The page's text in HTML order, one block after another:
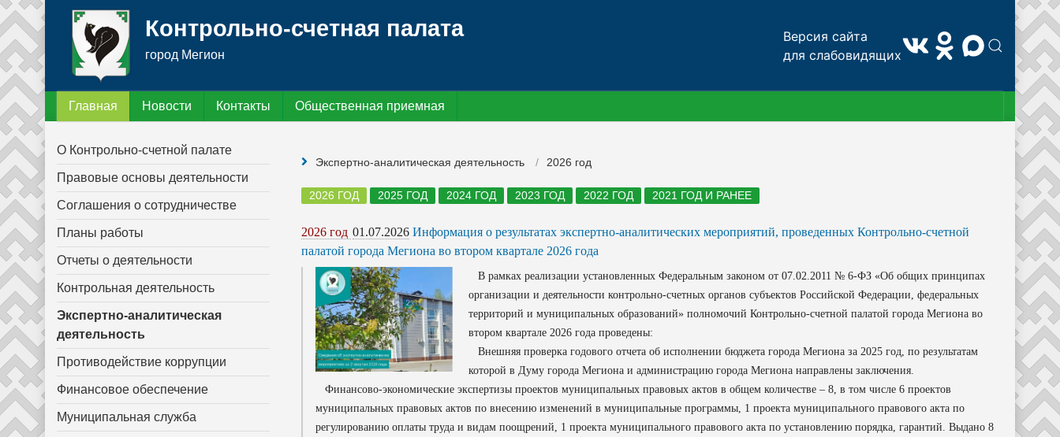
Контрольно-счетная палата
город Мегион
Версия сайта
для слабовидящих
Главная Новости Контакты Общественная приемная
О Контрольно-счетной палате
Правовые основы деятельности
Соглашения о сотрудничестве
Планы работы
Отчеты о деятельности
Контрольная деятельность
Экспертно-аналитическая
деятельность
Противодействие коррупции
Финансовое обеспечение
Муниципальная служба
Экспертно-аналитическая деятельность 2026 год
2026 ГОД 2025 ГОД 2024 ГОД 2023 ГОД 2022 ГОД 2021 ГОД И РАНЕЕ
2026 год 01.07.2026 Информация о результатах экспертно-аналитических мероприятий, проведенных Контрольно-счетной
палатой города Мегиона во втором квартале 2026 года
В рамках реализации установленных Федеральным законом от 07.02.2011 № 6-ФЗ «Об общих принципах
организации и деятельности контрольно-счетных органов субъектов Российской Федерации, федеральных
территорий и муниципальных образований» полномочий Контрольно-счетной палатой города Мегиона во
втором квартале 2026 года проведены:
Внешняя проверка годового отчета об исполнении бюджета города Мегиона за 2025 год, по результатам
которой в Думу города Мегиона и администрацию города Мегиона направлены заключения.
Финансово-экономические экспертизы проектов муниципальных правовых актов в общем количестве – 8, в том числе 6 проектов
муниципальных правовых актов по внесению изменений в муниципальные программы, 1 проекта муниципального правового акта по
регулированию оплаты труда и видам поощрений, 1 проекта муниципального правового акта по установлению порядка, гарантий. Выдано 8